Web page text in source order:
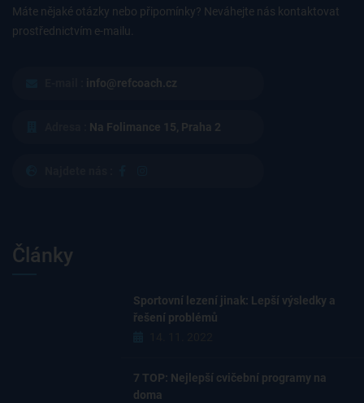
Máte nějaké otázky nebo připomínky? Neváhejte nás kontaktovat
prostřednictvím e-mailu.
info@refcoach.cz
Na Folimance 15, Praha 2
Články
Sportovní lezení jinak: Lepší výsledky a
řešení problémů
7 TOP: Nejlepší cvičební programy na
doma